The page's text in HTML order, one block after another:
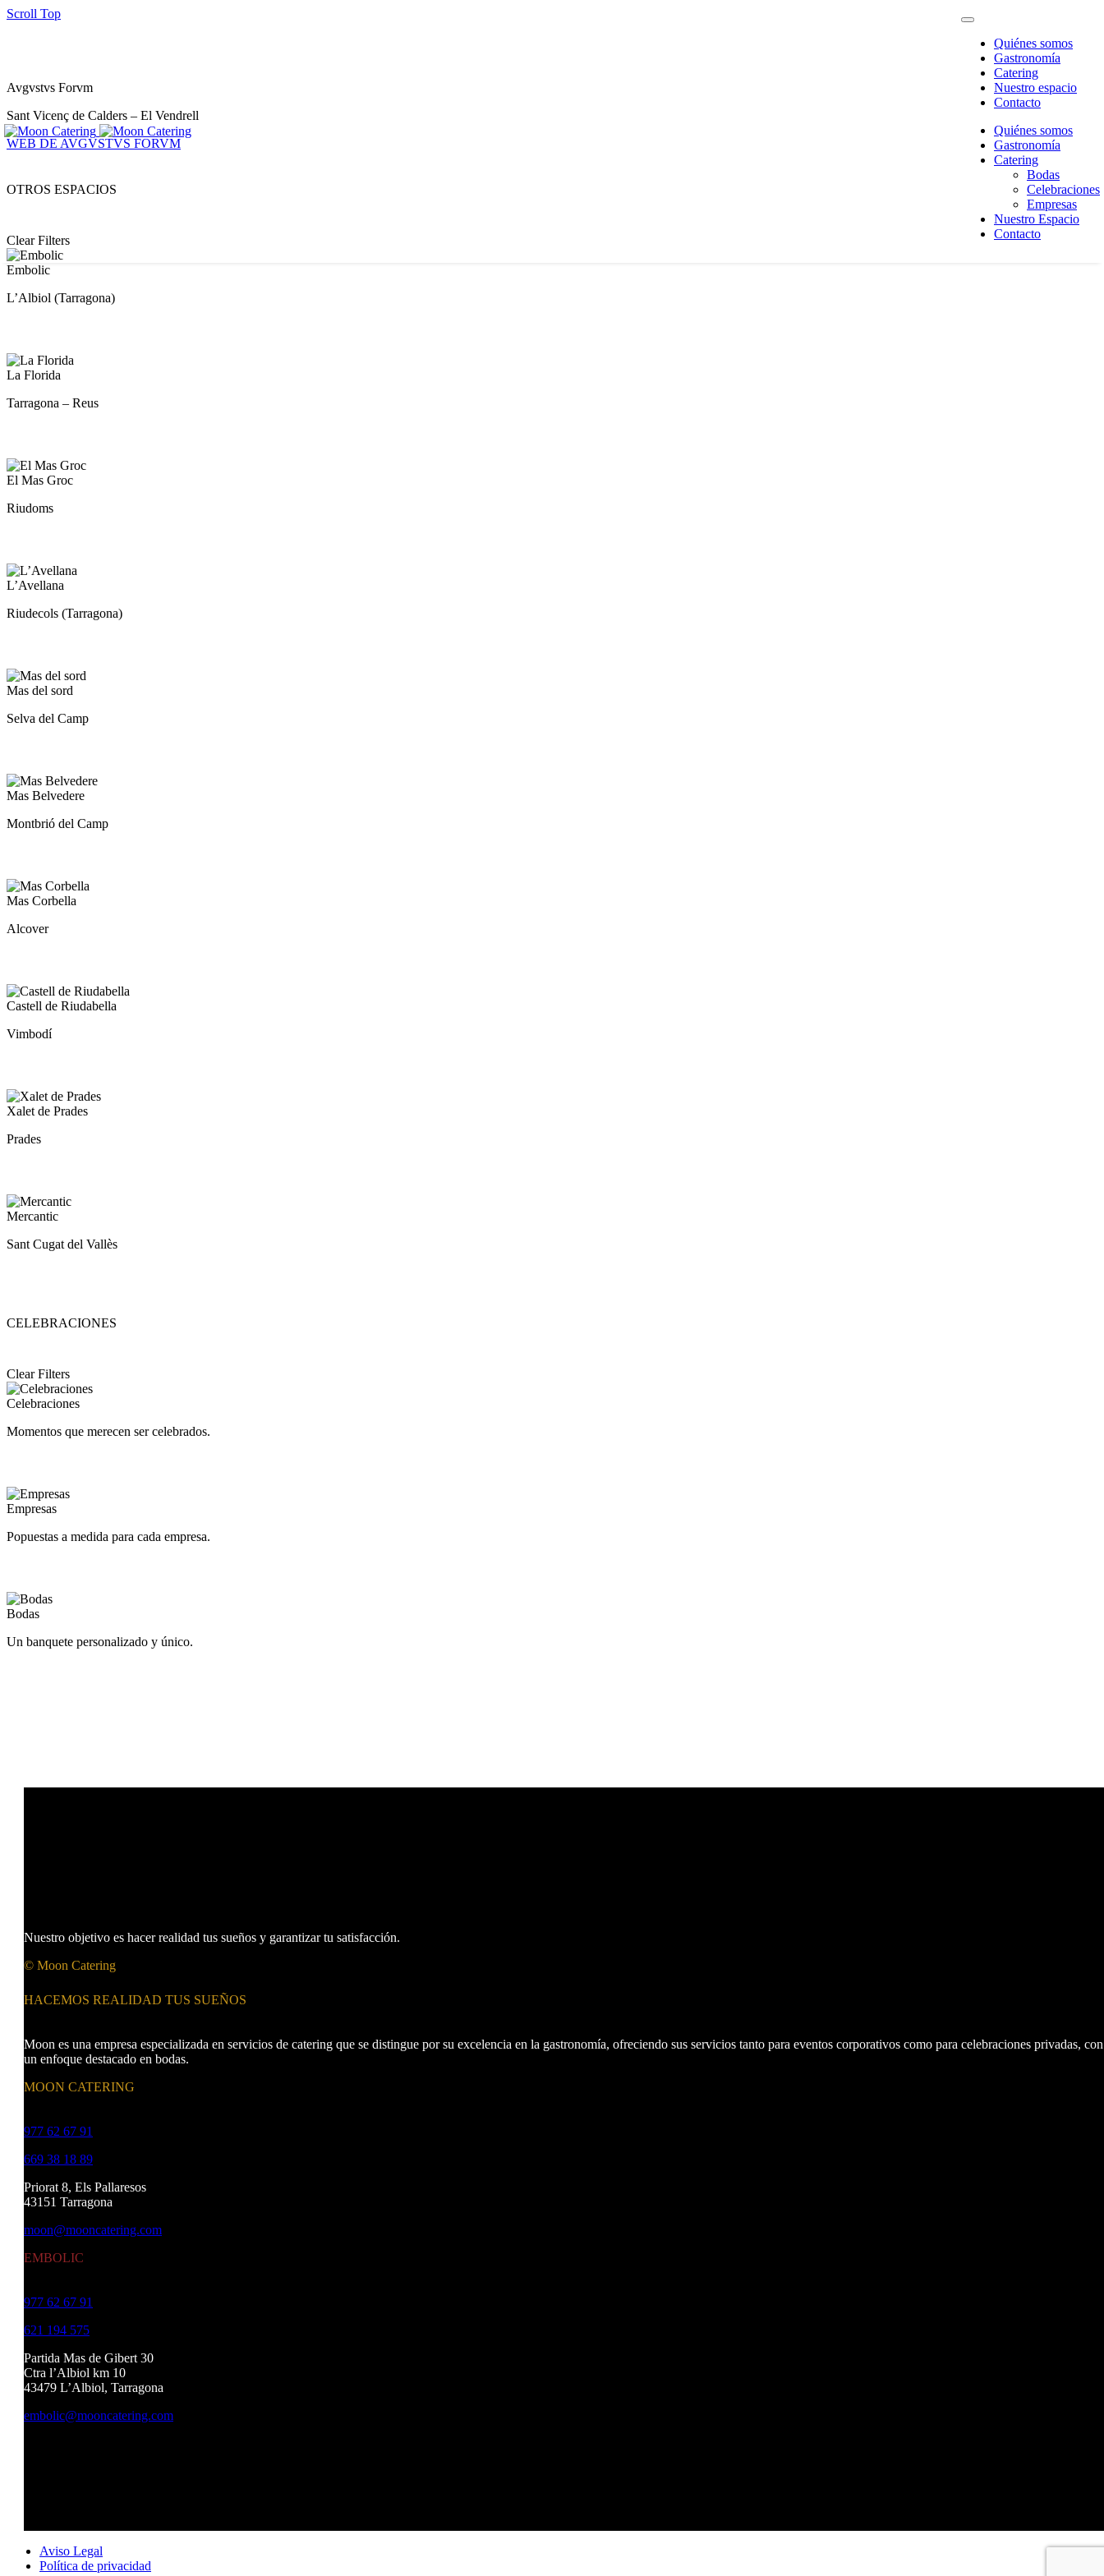
Scroll Top
Quiénes somos
Gastronomía
Catering
Nuestro espacio
Contacto
Quiénes somos
Gastronomía
Catering
Bodas
Celebraciones
Empresas
Nuestro Espacio
Contacto
Avgvstvs Forvm
Sant Vicenç de Calders – El Vendrell
WEB DE AVGVSTVS FORVM
OTROS ESPACIOS
Clear Filters
Embolic
Embolic
L’Albiol (Tarragona)
La
La Florida
Tarragona – Reus
El
Groc
El Mas Groc
Riudoms
L’Avellana
L’Avellana
Riudecols (Tarragona)
Mas
sord
Mas del sord
Selva del Camp
Mas
Mas Belvedere
Montbrió del Camp
Mas
Mas Corbella
Alcover
Castell
Riudabella
Castell de Riudabella
Vimbodí
Xalet
Prades
Xalet de Prades
Prades
Mercantic
Mercantic
Sant Cugat del Vallès
CELEBRACIONES
Clear Filters
Celebraciones
Celebraciones
Momentos que merecen ser celebrados.
Empresas
Empresas
Popuestas a medida para cada empresa.
Bodas
Bodas
Un banquete personalizado y único.
Nuestro objetivo es hacer realidad tus sueños y garantizar tu satisfacción.
© Moon Catering
HACEMOS REALIDAD TUS SUEÑOS
Moon es una empresa especializada en servicios de catering que se distingue por su excelencia en la gastronomía, ofreciendo sus servicios tanto para eventos corporativos como para celebraciones privadas, con
un enfoque destacado en bodas.
MOON CATERING
977 62 67 91
669 38 18 89
Priorat 8, Els Pallaresos
43151 Tarragona
moon@mooncatering.com
EMBOLIC
977 62 67 91
621 194 575
Partida Mas de Gibert 30
Ctra l’Albiol km 10
43479 L’Albiol, Tarragona
embolic@mooncatering.com
Aviso Legal
Política de privacidad